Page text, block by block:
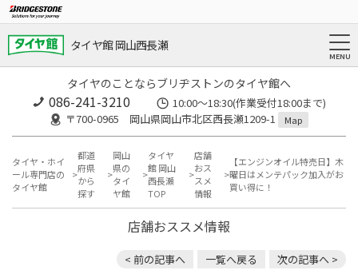
タイヤ館 岡山西長瀬
タイヤのことならブリヂストンのタイヤ館へ
086-241-3210
10:00〜18:30(作業受付18:00まで)
〒700-0965 岡山県岡山市北区西長瀬1209-1
Map
タイヤ・ホイ
ール専門店の
タイヤ館
都道
府県
から
探す
岡山
県の
タイ
ヤ館
タイヤ
館 岡山
西長瀬
TOP
店舗
おス
スメ
情報
【エンジンオイル特売日】木
曜日はメンテパック加入がお
買い得に！
店舗おススメ情報
< 前の記事へ 一覧へ戻る 次の記事へ >